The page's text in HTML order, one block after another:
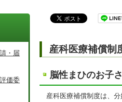
産科医療補償制
脳性まひのお子
産科医療補償制度は、分
・届
価委